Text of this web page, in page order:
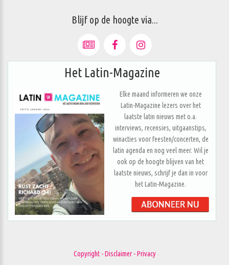
Blijf op de hoogte via...
Het Latin-Magazine
Elke maand informeren we onze
Latin-Magazine lezers over het
laatste latin nieuws met o.a.
interviews, recensies, uitgaanstips,
winacties voor feesten/concerten, de
latin agenda en nog veel meer. Wil je
ook op de hoogte blijven van het
laatste nieuws, schrijf je dan in voor
het Latin-Magazine.
Copyright - Disclaimer - Privacy